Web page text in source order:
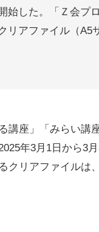
始した。「Ｚ会プ
リアファイル（A5
講座」「みらい講
年3月1日から3
クリアファイルは